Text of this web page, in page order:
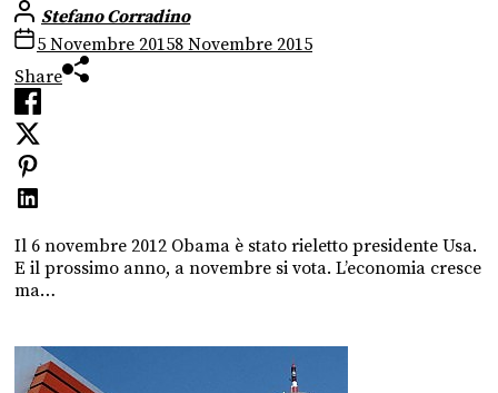
Stefano Corradino
5 Novembre 20158 Novembre 2015
Share
Il 6 novembre 2012 Obama è stato rieletto presidente Usa.
E il prossimo anno, a novembre si vota. L’economia cresce
ma…